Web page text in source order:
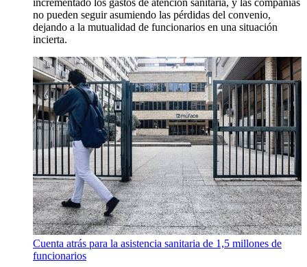
incrementado los gastos de atención sanitaria, y las compañías
no pueden seguir asumiendo las pérdidas del convenio,
dejando a la mutualidad de funcionarios en una situación
incierta.
Cuenta atrás para la asistencia sanitaria de 1,5 millones de
funcionarios